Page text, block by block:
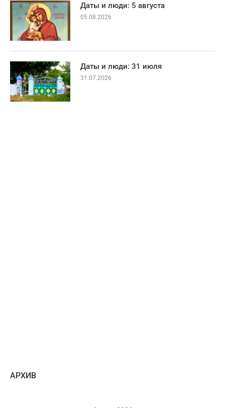
Даты и люди: 5 августа
05.08.2026
Даты и люди: 31 июля
31.07.2026
AРХИВ